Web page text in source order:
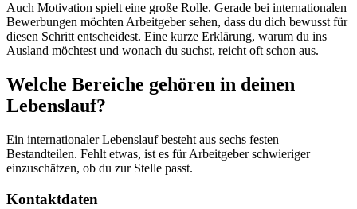
Auch Motivation spielt eine große Rolle. Gerade bei internationalen
Bewerbungen möchten Arbeitgeber sehen, dass du dich bewusst für
diesen Schritt entscheidest. Eine kurze Erklärung, warum du ins
Ausland möchtest und wonach du suchst, reicht oft schon aus.
Welche Bereiche gehören in deinen
Lebenslauf?
Ein internationaler Lebenslauf besteht aus sechs festen
Bestandteilen. Fehlt etwas, ist es für Arbeitgeber schwieriger
einzuschätzen, ob du zur Stelle passt.
Kontaktdaten